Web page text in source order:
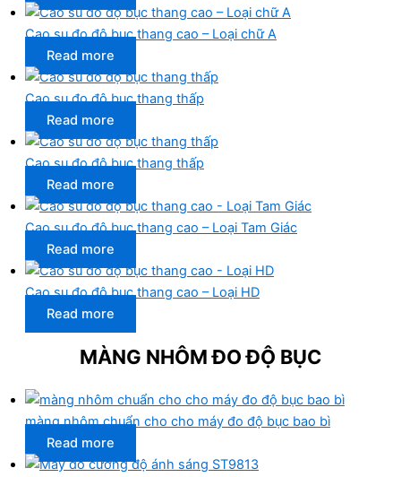
Cao su đo độ bục thang cao – Loại chữ A
Read more
Cao su đo độ bục thang thấp
Read more
Cao su đo độ bục thang thấp
Read more
Cao su đo độ bục thang cao – Loại Tam Giác
Read more
Cao su đo độ bục thang cao – Loại HD
Read more
MÀNG NHÔM ĐO ĐỘ BỤC
màng nhôm chuẩn cho cho máy đo độ bục bao bì
Read more